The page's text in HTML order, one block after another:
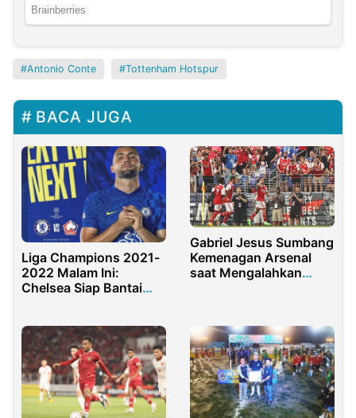
Antonio Conte Tottenham Hotspur
BACA JUGA
Liga Champions 2021-
2022 Malam Ini:
Chelsea Siap Bantai
Gabriel Jesus Sumbang
Kemenagan Arsenal
saat Mengalahkan